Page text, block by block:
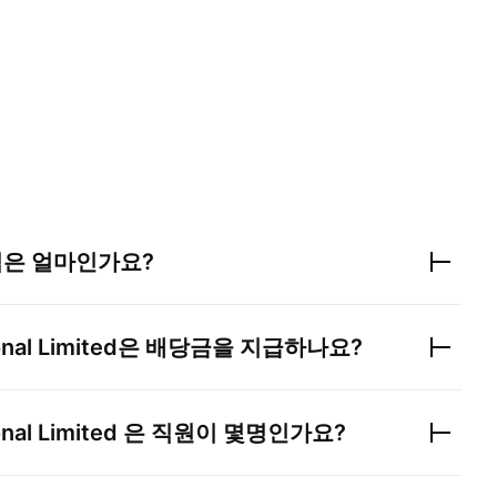
얼마인가요?
Limited은 배당금을 지급하나요?
Limited 은 직원이 몇명인가요?